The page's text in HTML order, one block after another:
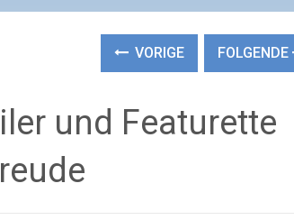
VORIGE FOLGENDE
und Featurette